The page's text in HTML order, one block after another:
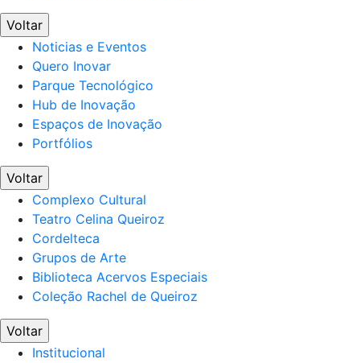
Voltar
Noticias e Eventos
Quero Inovar
Parque Tecnológico
Hub de Inovação
Espaços de Inovação
Portfólios
Voltar
Complexo Cultural
Teatro Celina Queiroz
Cordelteca
Grupos de Arte
Biblioteca Acervos Especiais
Coleção Rachel de Queiroz
Voltar
Institucional